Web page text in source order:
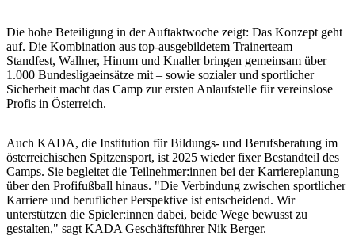
Die hohe Beteiligung in der Auftaktwoche zeigt: Das Konzept geht
auf. Die Kombination aus top-ausgebildetem Trainerteam –
Standfest, Wallner, Hinum und Knaller bringen gemeinsam über
1.000 Bundesligaeinsätze mit – sowie sozialer und sportlicher
Sicherheit macht das Camp zur ersten Anlaufstelle für vereinslose
Profis in Österreich.
Auch KADA, die Institution für Bildungs- und Berufsberatung im
österreichischen Spitzensport, ist 2025 wieder fixer Bestandteil des
Camps. Sie begleitet die Teilnehmer:innen bei der Karriereplanung
über den Profifußball hinaus. "Die Verbindung zwischen sportlicher
Karriere und beruflicher Perspektive ist entscheidend. Wir
unterstützen die Spieler:innen dabei, beide Wege bewusst zu
gestalten," sagt KADA Geschäftsführer Nik Berger.